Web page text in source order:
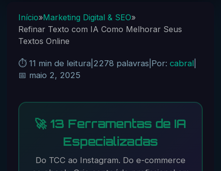
Início»Marketing Digital & SEO»
Refinar Texto com IA Como Melhorar Seus
Textos Online
⏱️ 11 min de leitura 2278 palavras Por: cabral|
📅 maio 2, 2025
🚀 13 Ferramentas de IA
Especializadas
Do TCC ao Instagram. Do e-commerce